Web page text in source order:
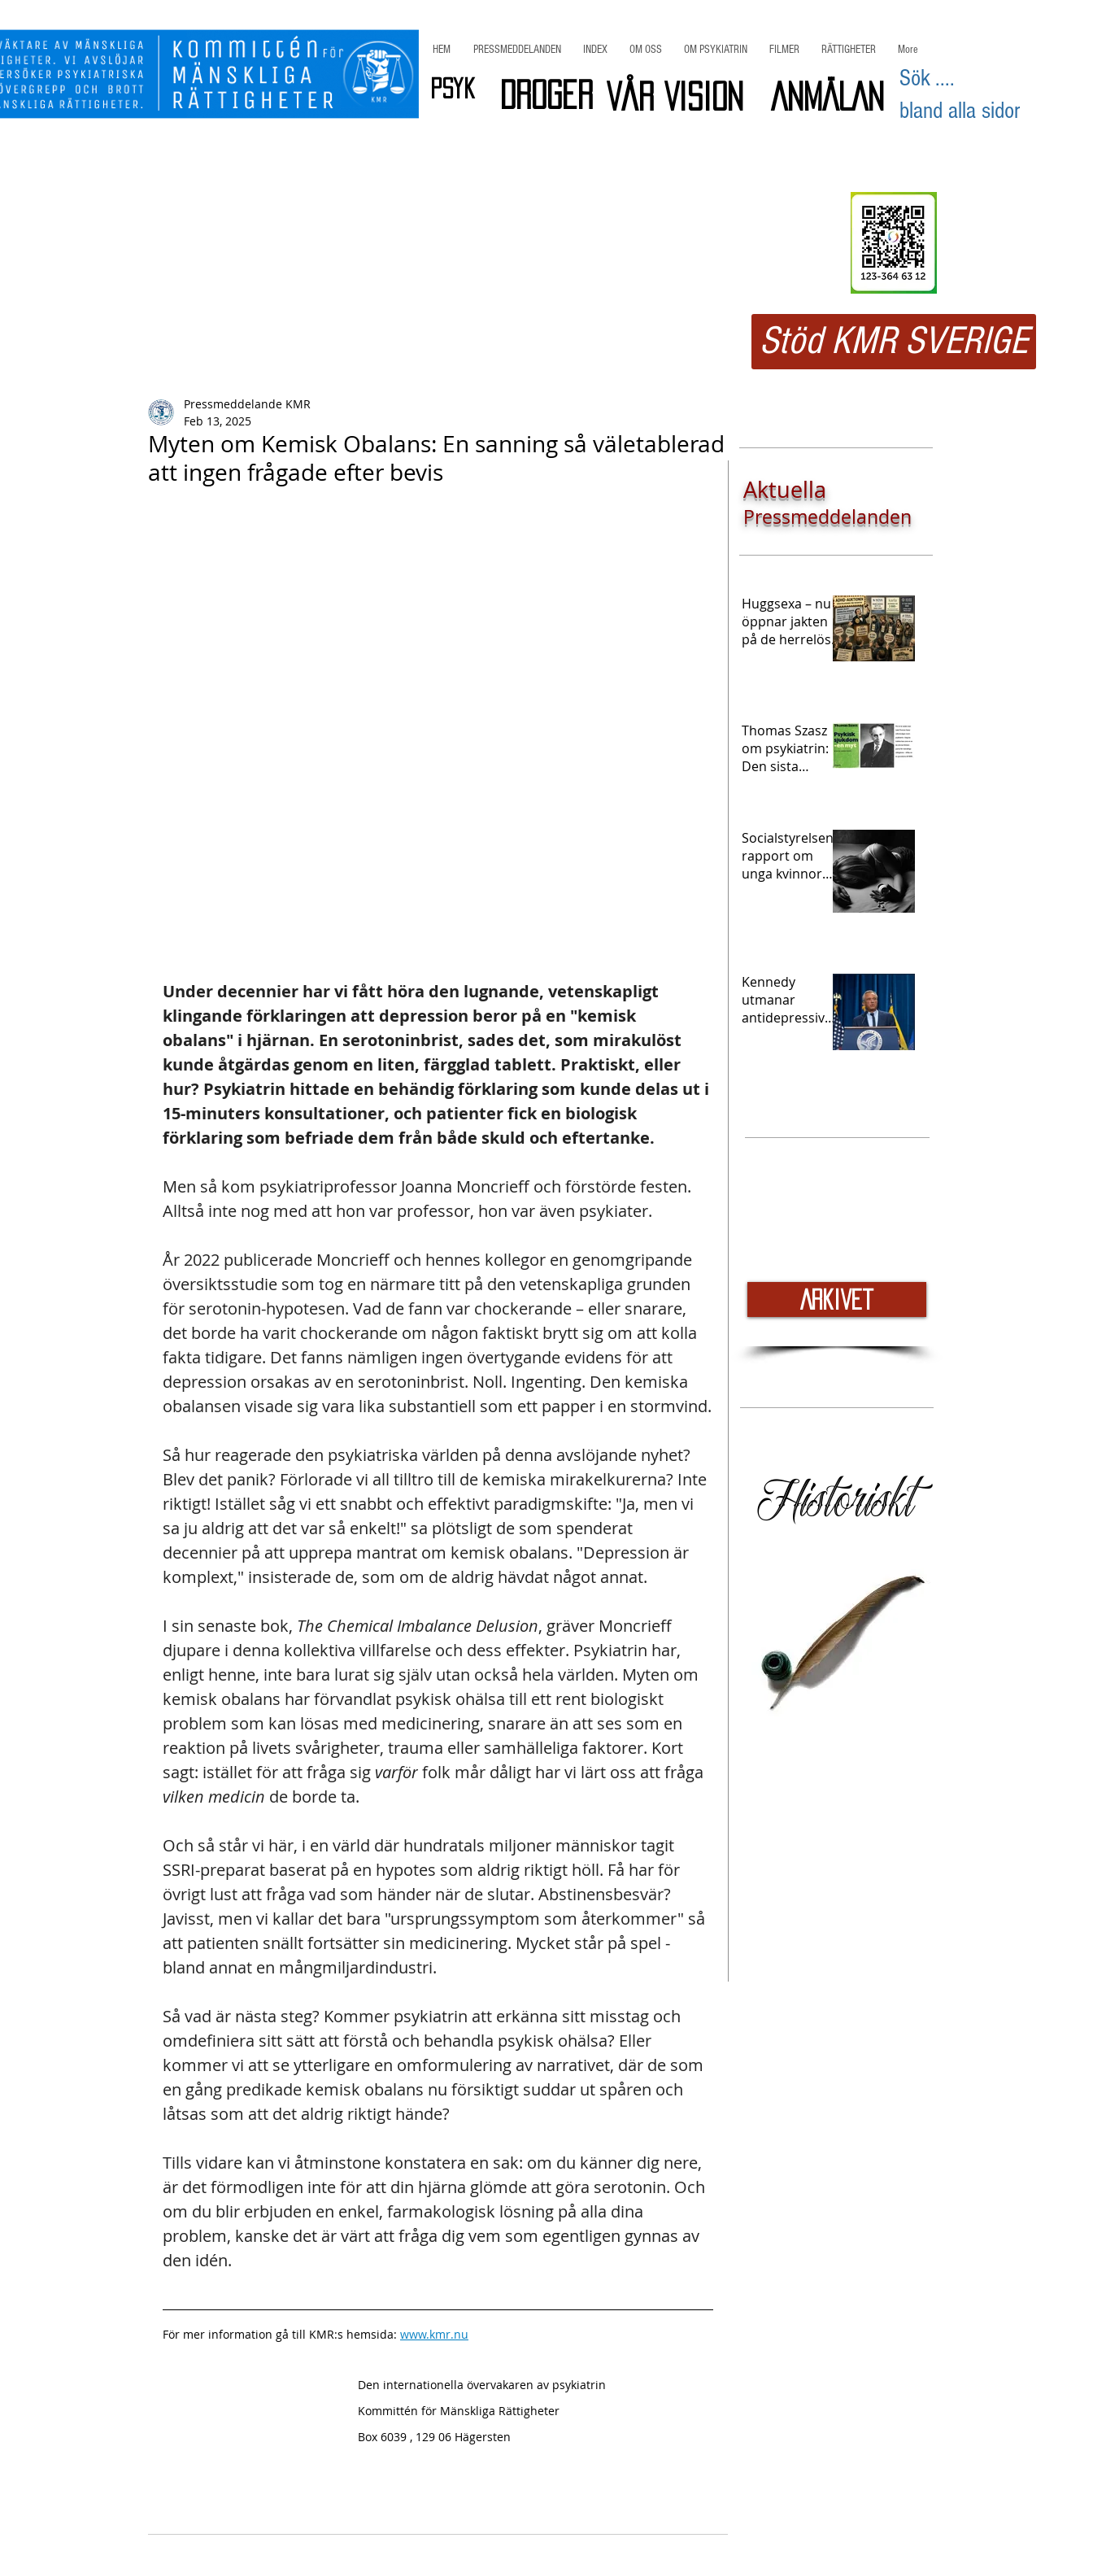
HEM PRESSMEDDELANDEN INDEX OM OSS OM PSYKIATRIN FILMER RÄTTIGHETER More
Vår Vision
Droger
Psyk ANMÄLAN
Sök ....
bland alla sidor
Stöd KMR SVERIGE
Myten om Kemisk Obalans: En sanning så väletablerad
att ingen frågade efter bevis
Pressmeddelande KMR
Feb 13, 2025
Under decennier har vi fått höra den lugnande, vetenskapligt
klingande förklaringen att depression beror på en "kemisk
obalans" i hjärnan. En serotoninbrist, sades det, som mirakulöst
kunde åtgärdas genom en liten, färgglad tablett. Praktiskt, eller
hur? Psykiatrin hittade en behändig förklaring som kunde delas ut i
15-minuters konsultationer, och patienter fick en biologisk
förklaring som befriade dem från både skuld och eftertanke.
Men så kom psykiatriprofessor Joanna Moncrieff och förstörde festen.
Alltså inte nog med att hon var professor, hon var även psykiater.
År 2022 publicerade Moncrieff och hennes kollegor en genomgripande
översiktsstudie som tog en närmare titt på den vetenskapliga grunden
för serotonin-hypotesen. Vad de fann var chockerande – eller snarare,
det borde ha varit chockerande om någon faktiskt brytt sig om att kolla
fakta tidigare. Det fanns nämligen ingen övertygande evidens för att
depression orsakas av en serotoninbrist. Noll. Ingenting. Den kemiska
obalansen visade sig vara lika substantiell som ett papper i en stormvind.
Så hur reagerade den psykiatriska världen på denna avslöjande nyhet?
Blev det panik? Förlorade vi all tilltro till de kemiska mirakelkurerna? Inte
riktigt! Istället såg vi ett snabbt och effektivt paradigmskifte: "Ja, men vi
sa ju aldrig att det var så enkelt!" sa plötsligt de som spenderat
decennier på att upprepa mantrat om kemisk obalans. "Depression är
komplext," insisterade de, som om de aldrig hävdat något annat.
I sin senaste bok, The Chemical Imbalance Delusion, gräver Moncrieff
djupare i denna kollektiva villfarelse och dess effekter. Psykiatrin har,
enligt henne, inte bara lurat sig själv utan också hela världen. Myten om
kemisk obalans har förvandlat psykisk ohälsa till ett rent biologiskt
problem som kan lösas med medicinering, snarare än att ses som en
reaktion på livets svårigheter, trauma eller samhälleliga faktorer. Kort
sagt: istället för att fråga sig varför folk mår dåligt har vi lärt oss att fråga
vilken medicin de borde ta.
Och så står vi här, i en värld där hundratals miljoner människor tagit
SSRI-preparat baserat på en hypotes som aldrig riktigt höll. Få har för
övrigt lust att fråga vad som händer när de slutar. Abstinensbesvär?
Javisst, men vi kallar det bara "ursprungssymptom som återkommer" så
att patienten snällt fortsätter sin medicinering. Mycket står på spel -
bland annat en mångmiljardindustri.
Så vad är nästa steg? Kommer psykiatrin att erkänna sitt misstag och
omdefiniera sitt sätt att förstå och behandla psykisk ohälsa? Eller
kommer vi att se ytterligare en omformulering av narrativet, där de som
en gång predikade kemisk obalans nu försiktigt suddar ut spåren och
låtsas som att det aldrig riktigt hände?
Tills vidare kan vi åtminstone konstatera en sak: om du känner dig nere,
är det förmodligen inte för att din hjärna glömde att göra serotonin. Och
om du blir erbjuden en enkel, farmakologisk lösning på alla dina
problem, kanske det är värt att fråga dig vem som egentligen gynnas av
den idén.
För mer information gå till KMR:s hemsida: www.kmr.nu
Den internationella övervakaren av psykiatrin
Kommittén för Mänskliga Rättigheter
Box 6039 , 129 06 Hägersten
Aktuella
Pressmeddelanden
Huggsexa – nu
öppnar jakten
på de herrelösa
Thomas Szasz
om psykiatrin:
Den sista
Socialstyrelsens
rapport om
unga kvinnor
och självskador
Kennedy
utmanar
antidepressivae
den studie som
Arkivet
Historiskt